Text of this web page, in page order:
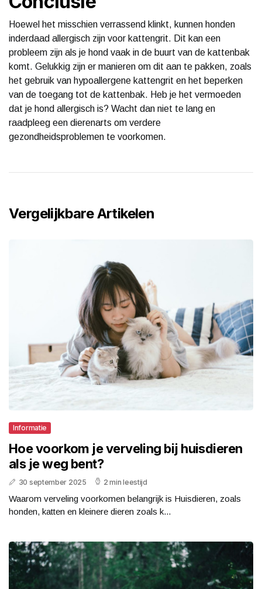
Hoewel het misschien verrassend klinkt, kunnen honden
inderdaad allergisch zijn voor kattengrit. Dit kan een
probleem zijn als je hond vaak in de buurt van de kattenbak
komt. Gelukkig zijn er manieren om dit aan te pakken, zoals
het gebruik van hypoallergene kattengrit en het beperken
van de toegang tot de kattenbak. Heb je het vermoeden
dat je hond allergisch is? Wacht dan niet te lang en
raadpleeg een dierenarts om verdere
gezondheidsproblemen te voorkomen.
Vergelijkbare Artikelen
Informatie
Hoe voorkom je verveling bij huisdieren
als je weg bent?
30 september 2025 2 min leestijd
Waarom verveling voorkomen belangrijk is Huisdieren, zoals
honden, katten en kleinere dieren zoals k...